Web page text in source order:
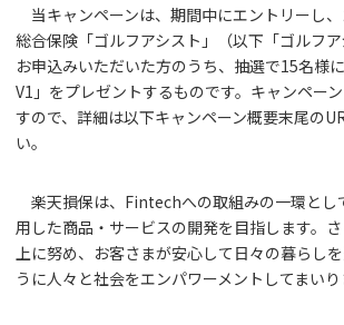
当キャンペーンは、期間中にエントリーし
総合保険「ゴルフアシスト」（以下「ゴルフ
お申込みいただいた方のうち、抽選で15名様
V1」をプレゼントするものです。キャンペー
すので、詳細は以下キャンペーン概要末尾の
い。
楽天損保は、Fintechへの取組みの一環とし
用した商品・サービスの開発を目指します。
上に努め、お客さまが安心して日々の暮らし
うに人々と社会をエンパワーメントしてまいり